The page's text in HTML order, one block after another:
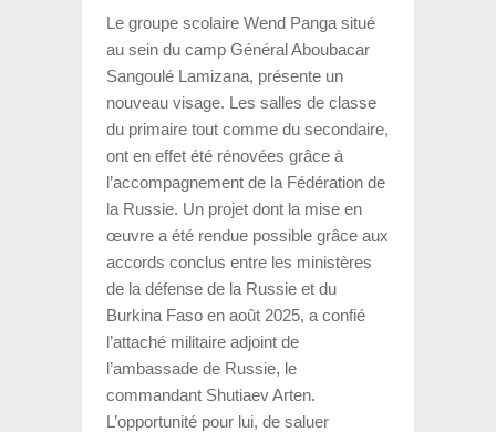
Le groupe scolaire Wend Panga situé
au sein du camp Général Aboubacar
Sangoulé Lamizana, présente un
nouveau visage. Les salles de classe
du primaire tout comme du secondaire,
ont en effet été rénovées grâce à
l’accompagnement de la Fédération de
la Russie. Un projet dont la mise en
œuvre a été rendue possible grâce aux
accords conclus entre les ministères
de la défense de la Russie et du
Burkina Faso en août 2025, a confié
l’attaché militaire adjoint de
l’ambassade de Russie, le
commandant Shutiaev Arten.
L’opportunité pour lui, de saluer